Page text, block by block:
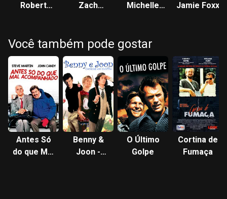
Robert
Zach
Michelle
Jamie Foxx
Você também pode gostar
Antes Só
do que Mal
Benny &
Joon -
O Último
Golpe
Cortina de
Fumaça